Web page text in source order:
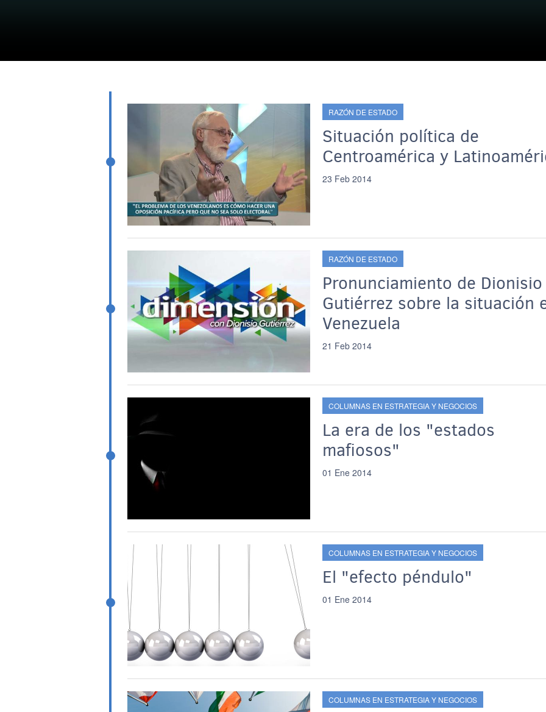
RAZÓN DE ESTADO
Situación política de
Centroamérica y
23 Feb 2014
RAZÓN DE ESTADO
Pronunciamiento de Dionisio
Gutiérrez sobre la situación
Venezuela
21 Feb 2014
COLUMNAS EN ESTRATEGIA Y NEGOCIOS
La era de los "estados
mafiosos"
01 Ene 2014
COLUMNAS EN ESTRATEGIA Y NEGOCIOS
El "efecto péndulo"
01 Ene 2014
COLUMNAS EN ESTRATEGIA Y NEGOCIOS